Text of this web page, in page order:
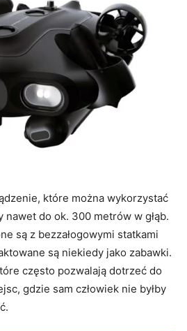
które można wykorzystać
nawet do ok. 300 metrów w głąb.
są z bezzałogowymi statkami
są niekiedy jako zabawki.
często pozwalają dotrzeć do
gdzie sam człowiek nie byłby